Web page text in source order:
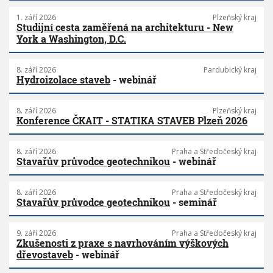
1. září 2026 Plzeňský kraj
Studijní cesta zaměřená na architekturu - New
York a Washington, D.C.
8. září 2026 Pardubický kraj
Hydroizolace staveb - webinář
8. září 2026 Plzeňský kraj
Konference ČKAIT - STATIKA STAVEB Plzeň 2026
8. září 2026 Praha a Středočeský kraj
Stavařův průvodce geotechnikou - webinář
8. září 2026 Praha a Středočeský kraj
Stavařův průvodce geotechnikou - seminář
9. září 2026 Praha a Středočeský kraj
Zkušenosti z praxe s navrhováním výškových
dřevostaveb - webinář